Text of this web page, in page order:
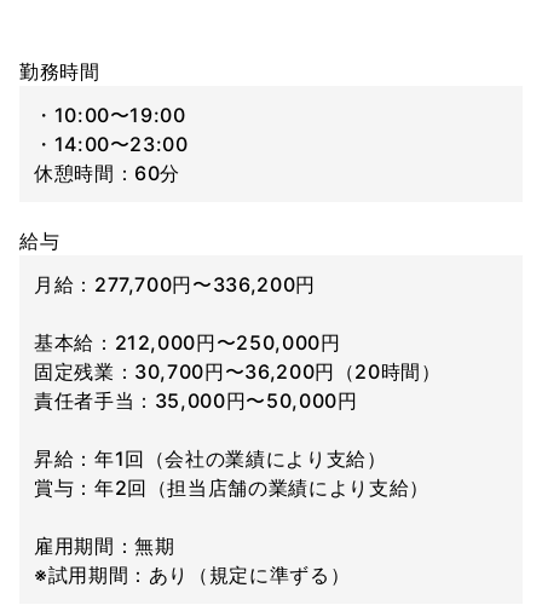
勤務時間
・10:00〜19:00
・14:00〜23:00
休憩時間：60分
給与
月給：277,700円〜336,200円
基本給：212,000円〜250,000円
固定残業：30,700円〜36,200円（20時間）
責任者手当：35,000円〜50,000円
昇給：年1回（会社の業績により支給）
賞与：年2回（担当店舗の業績により支給）
雇用期間：無期
※試用期間：あり（規定に準ずる）